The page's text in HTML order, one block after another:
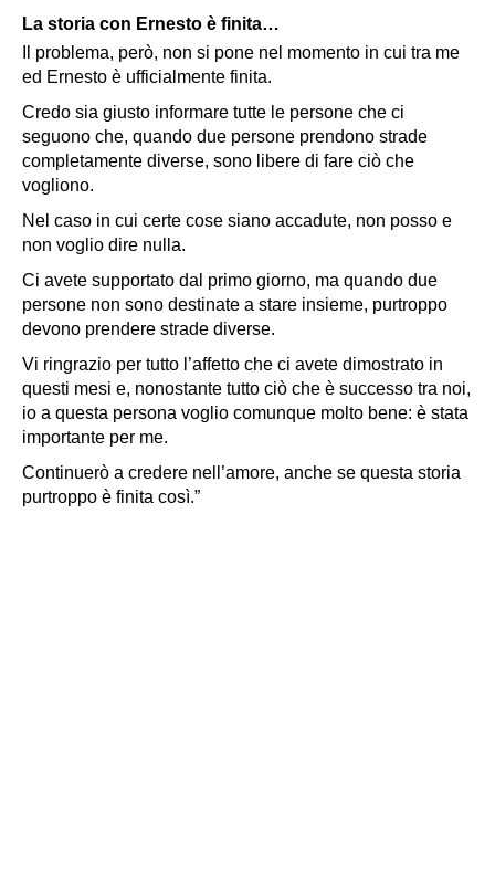
La storia con Ernesto è finita…
Il problema, però, non si pone nel momento in cui tra me
ed Ernesto è ufficialmente finita.
Credo sia giusto informare tutte le persone che ci
seguono che, quando due persone prendono strade
completamente diverse, sono libere di fare ciò che
vogliono.
Nel caso in cui certe cose siano accadute, non posso e
non voglio dire nulla.
Ci avete supportato dal primo giorno, ma quando due
persone non sono destinate a stare insieme, purtroppo
devono prendere strade diverse.
Vi ringrazio per tutto l’affetto che ci avete dimostrato in
questi mesi e, nonostante tutto ciò che è successo tra noi,
io a questa persona voglio comunque molto bene: è stata
importante per me.
Continuerò a credere nell’amore, anche se questa storia
purtroppo è finita così.”